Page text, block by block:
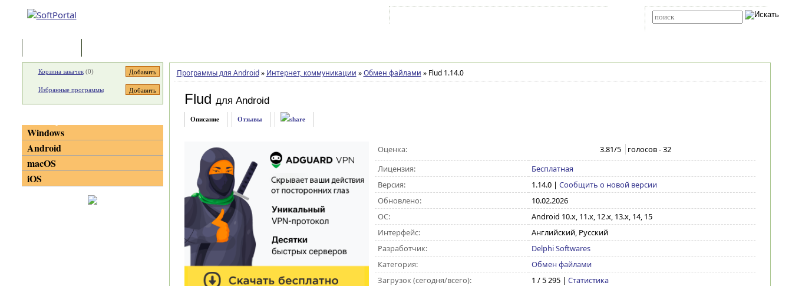
Программы для Android » Интернет, коммуникации » Обмен файлами »Flud 1.14.0
Flud для Android
Описание Отзывы
Оценка: 3.81/5 голосов -32
Лицензия:
Бесплатная
Версия:
1.14.0| Сообщить о новой версии
Обновлено:
10.02.2026
ОС:
Android 10.x, 11.x, 12.x, 13.x, 14, 15
Интерфейс:
Английский, Русский
Разработчик:
Delphi Softwares
Категория:
Обмен файлами
Загрузок (сегодня/всего):
1 / 5 295 | Статистика
Корзина закачек(0)
Избранные программы
Windows
Android
macOS
iOS